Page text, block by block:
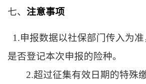
七、 注意事项
1.申报数据以社保部门传入为
是否登记本次申报的险种。
2.超过征集有效日期的特殊